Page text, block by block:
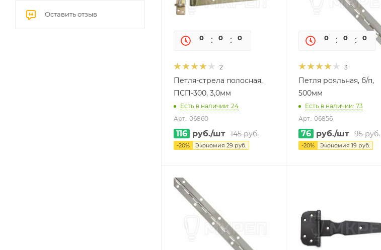
0 0 0
2
Петля-стрела полосная,
ПСП-300, 3,0мм
Есть в наличии: 24
Арт.: 06860
116 руб./шт 145руб.
-20% Экономия 29 руб.
0 0 0
3
Петля рояльная, б/п,
500мм
Есть в наличии: 73
Арт.: 06856
76 руб./шт 95руб.
-20% Экономия19 руб.
Оставить отзыв